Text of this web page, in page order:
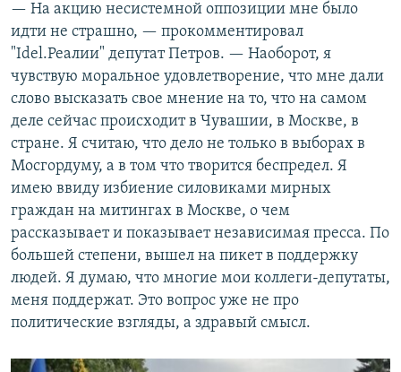
— На акцию несистемной оппозиции мне было
идти не страшно, — прокомментировал
"Idel.Реалии" депутат Петров. — Наоборот, я
чувствую моральное удовлетворение, что мне дали
слово высказать свое мнение на то, что на самом
деле сейчас происходит в Чувашии, в Москве, в
стране. Я считаю, что дело не только в выборах в
Мосгордуму, а в том что творится беспредел. Я
имею ввиду избиение силовиками мирных
граждан на митингах в Москве, о чем
рассказывает и показывает независимая пресса. По
большей степени, вышел на пикет в поддержку
людей. Я думаю, что многие мои коллеги-депутаты,
меня поддержат. Это вопрос уже не про
политические взгляды, а здравый смысл.